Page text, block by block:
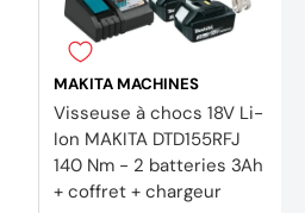
MAKITA MACHINES
Visseuse à chocs 18V Li-
Ion MAKITA DTD155RFJ
140 Nm - 2 batteries 3Ah
+ coffret + chargeur